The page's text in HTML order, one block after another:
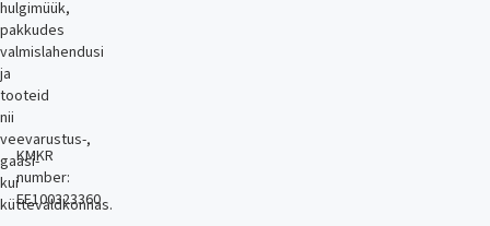
hulgimüük,
pakkudes
valmislahendusi
ja
tooteid
nii
veevarustus-,
gaasi-
kui
küttevaldkonnas.
KMKR
number:
EE100323360